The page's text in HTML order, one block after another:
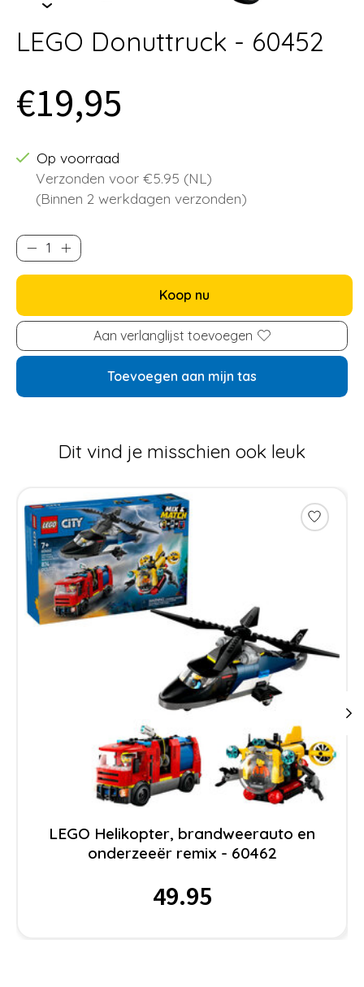
LEGO Donuttruck - 60452
€19,95
Op voorraad
Verzonden voor €5.95 (NL)
(Binnen 2 werkdagen verzonden)
Koop nu
Aan verlanglijst toevoegen
Toevoegen aan mijn tas
Dit vind je misschien ook leuk
Items van productcarrousel
LEGO Helikopter, brandweerauto en
onderzeeër remix - 60462
49.95